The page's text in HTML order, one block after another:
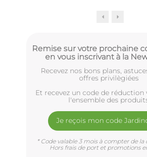
Remise sur votre prochaine
en vous inscrivant à la
Recevez nos bons plans,
offres privilègiées
Et recevez un code de réduction
l'ensemble des
Je reçois mon code
* Code valable 3 mois à compter de la
Hors frais de port et promotions